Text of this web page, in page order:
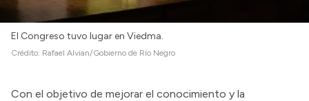
El Congreso tuvo lugar en Viedma.
Crédito: Rafael Alvian/Gobierno de Río Negro
Con el objetivo de mejorar el conocimiento y la